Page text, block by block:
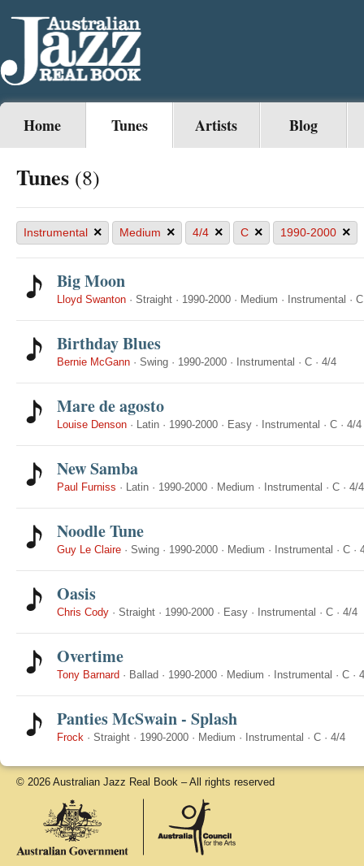
Home Tunes Artists Blog
Tunes (8)
Instrumental × Medium × 4/4 × C × 1990-2000 ×
Big Moon
Lloyd Swanton · Straight · 1990-2000 · Medium · Instrumental · C
Birthday Blues
Bernie McGann · Swing · 1990-2000 · Instrumental · C · 4/4
Mare de agosto
Louise Denson · Latin · 1990-2000 · Easy · Instrumental · C · 4/4
New Samba
Paul Furniss · Latin · 1990-2000 · Medium · Instrumental · C · 4/4
Noodle Tune
Guy Le Claire · Swing · 1990-2000 · Medium · Instrumental · C ·
Oasis
Chris Cody · Straight · 1990-2000 · Easy · Instrumental · C · 4/4
Overtime
Tony Barnard · Ballad · 1990-2000 · Medium · Instrumental · C ·
Panties McSwain - Splash
Frock · Straight · 1990-2000 · Medium · Instrumental · C · 4/4
© 2026 Australian Jazz Real Book – All rights reserved